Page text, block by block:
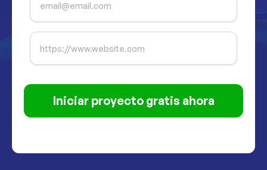
Iniciar proyecto gratis ahora